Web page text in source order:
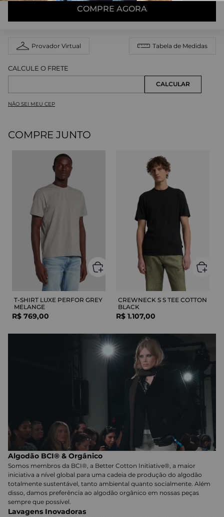
COMPRE AGORA
Provador Virtual Tabela de Medidas
NÃO SEI MEU CEP
COMPRE JUNTO
T-SHIRT LUXE PERFOR GREY
MELANGE
R$ 769,00
CREWNECK S S TEE COTTON
BLACK
R$ 1.107,00
Algodão BCI® & Orgânico
Somos membros da BCI®, a Better Cotton Initiative®, a maior
iniciativa a nível global para uma cadeia de produção do algodão
totalmente sustentável, tanto ambiental quanto socialmente. Além
disso, damos preferência ao algodão orgânico em nossas peças
sempre que possível.
Lavagens Inovadoras